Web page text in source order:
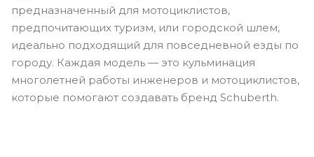
предназначенный для мотоциклистов,
предпочитающих туризм, или городской шлем,
идеально подходящий для повседневной езды по
городу. Каждая модель — это кульминация
многолетней работы инженеров и мотоциклистов,
которые помогают создавать бренд Schuberth.